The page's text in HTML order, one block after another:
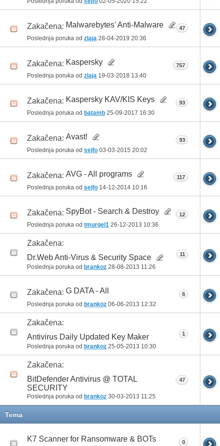
Zakačena: Malwarebytes' Anti-Malware
Poslednja poruka od zlaja 28-04-2019 20:36
47
Zakačena: Kaspersky
Poslednja poruka od zlaja 19-03-2018 13:40
757
Zakačena: Kaspersky KAV/KIS Keys
Poslednja poruka od batamb 25-09-2017 16:30
93
Zakačena: Avast!
Poslednja poruka od sejfo 03-03-2015 20:02
93
Zakačena: AVG - All programs
Poslednja poruka od sejfo 14-12-2014 10:16
117
Zakačena: SpyBot - Search & Destroy
Poslednja poruka od tmurgel1 26-12-2013 10:36
12
Zakačena:
Dr.Web Anti-Virus & Security Space
Poslednja poruka od brankoz 28-08-2013 11:26
11
Zakačena: G DATA - All
Poslednja poruka od brankoz 06-06-2013 12:32
6
Zakačena:
Antivirus Daily Updated Key Maker
Poslednja poruka od brankoz 25-05-2013 10:30
1
Zakačena:
BitDefender Antivirus @ TOTAL
SECURITY
Poslednja poruka od brankoz 30-03-2013 11:25
47
Tema
K7 Scanner for Ransomware & BOTs 0